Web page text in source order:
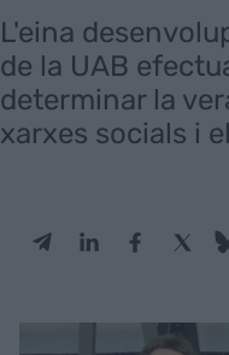
L'eina
de la UAB
determinar la
xarxes socials i